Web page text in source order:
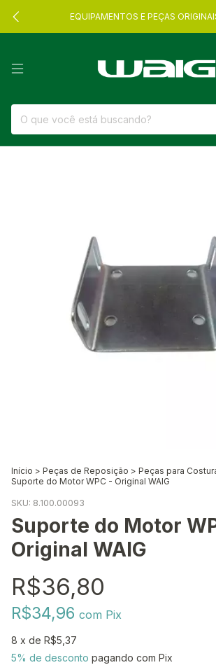
EQUIPAMENTOS E PEÇAS
Início > Peças de Reposição > Peças para
Suporte do Motor WPC - Original WAIG
SKU: 8.100.00093
Suporte do Motor
Original WAIG
R$36,80
R$34,96 com Pix
8 x de R$5,37
5% de desconto pagando com Pix